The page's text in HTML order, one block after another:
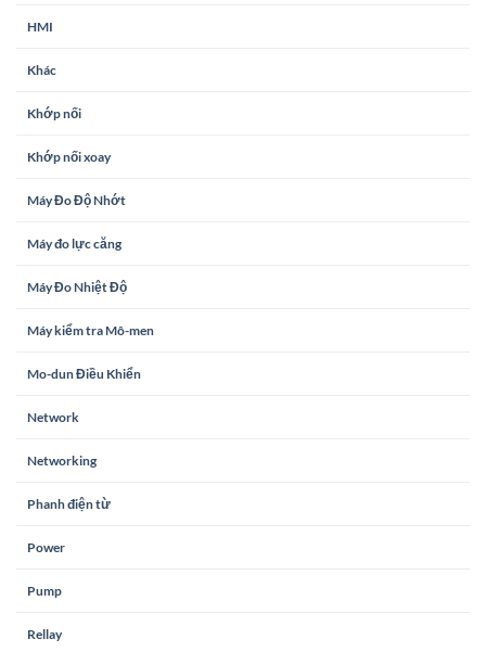
HMI
Khác
Khớp nối
Khớp nối xoay
Máy Đo Độ Nhớt
Máy đo lực căng
Máy Đo Nhiệt Độ
Máy kiểm tra Mô-men
Mo-dun Điều Khiển
Network
Networking
Phanh điện từ
Power
Pump
Rellay